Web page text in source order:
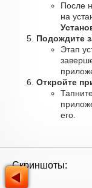
После
на
Подождите
Этап
Откройте
его.
Скриншоты: